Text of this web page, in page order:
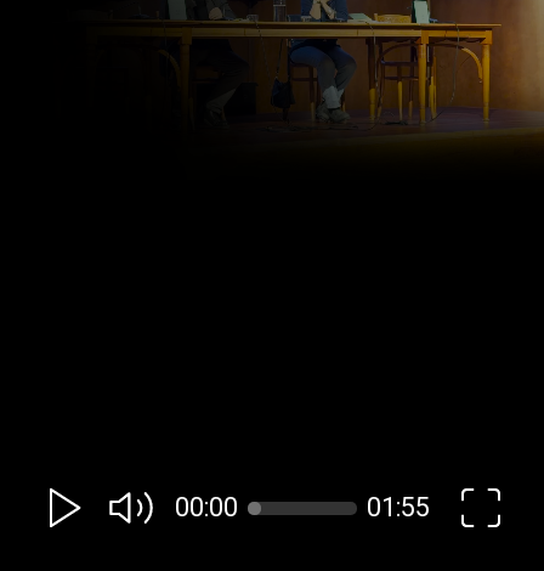
00:00 01:55